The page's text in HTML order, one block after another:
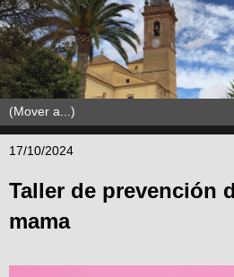
17/10/2024
Taller de prevención
mama